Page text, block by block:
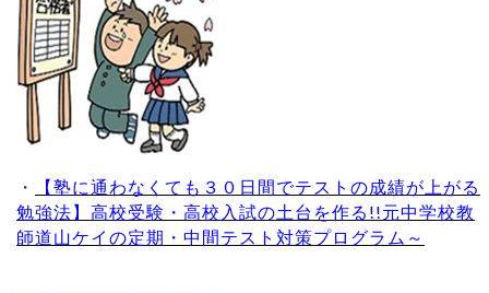
・
【塾に通わなくても３０日間でテストの成績が上がる
勉強法】高校受験・高校入試の土台を作る!!元中学校教
師道山ケイの定期・中間テスト対策プログラム～